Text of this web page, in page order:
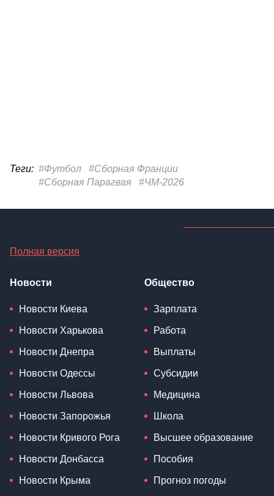
Теги: #Футбол
#Сборная Франции
#Сборная Парагвая
#ЧМ-2026
Полная версия
Новости
Новости Киева
Новости Харькова
Новости Днепра
Новости Одессы
Новости Львова
Новости Запорожья
Новости Кривого Рога
Новости Донбасса
Новости Крыма
Общество
Зарплата
Работа
Выплаты
Субсидии
Медицина
Школа
Высшее образование
Пособия
Прогноз погоды